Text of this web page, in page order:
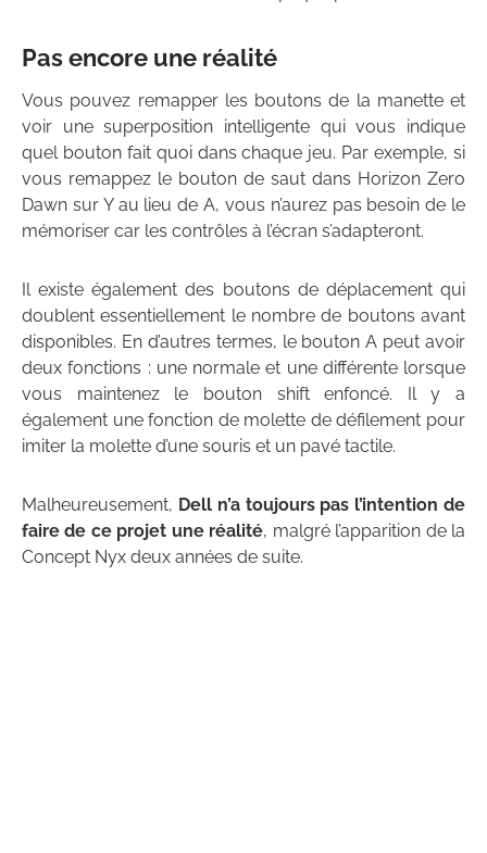
Pas encore une réalité
Vous pouvez remapper les boutons de la manette et
voir une superposition intelligente qui vous indique
quel bouton fait quoi dans chaque jeu. Par exemple, si
vous remappez le bouton de saut dans Horizon Zero
Dawn sur Y au lieu de A, vous n’aurez pas besoin de le
mémoriser car les contrôles à l’écran s’adapteront.
Il existe également des boutons de déplacement qui
doublent essentiellement le nombre de boutons avant
disponibles. En d’autres termes, le bouton A peut avoir
deux fonctions : une normale et une différente lorsque
vous maintenez le bouton shift enfoncé. Il y a
également une fonction de molette de défilement pour
imiter la molette d’une souris et un pavé tactile.
Malheureusement, Dell n’a toujours pas l’intention de
faire de ce projet une réalité, malgré l’apparition de la
Concept Nyx deux années de suite.